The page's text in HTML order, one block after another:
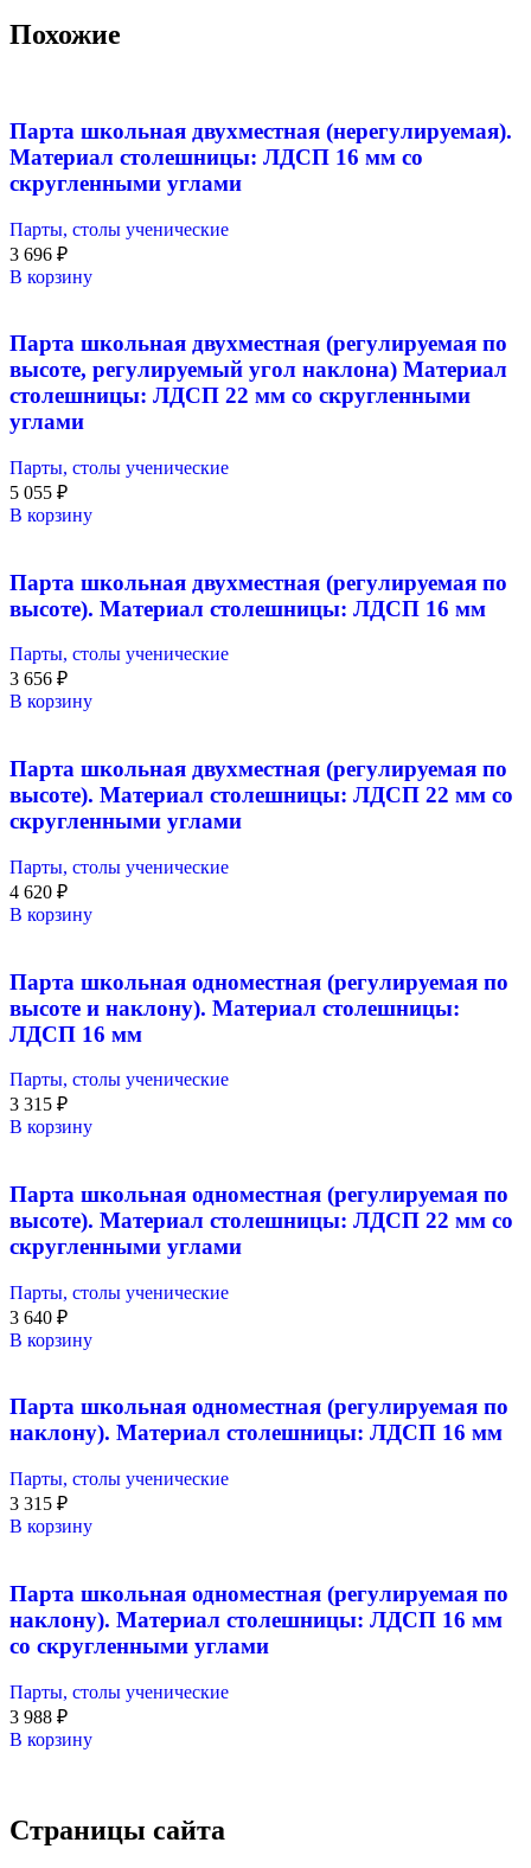
Похожие
Парта школьная двухместная (нерегулируемая).
Материал столешницы: ЛДСП 16 мм со
скругленными углами
Парты, столы ученические
3 696 ₽
В корзину
Парта школьная двухместная (регулируемая по
высоте, регулируемый угол наклона) Материал
столешницы: ЛДСП 22 мм со скругленными
углами
Парты, столы ученические
5 055 ₽
В корзину
Парта школьная двухместная (регулируемая по
высоте). Материал столешницы: ЛДСП 16 мм
Парты, столы ученические
3 656 ₽
В корзину
Парта школьная двухместная (регулируемая по
высоте). Материал столешницы: ЛДСП 22 мм со
скругленными углами
Парты, столы ученические
4 620 ₽
В корзину
Парта школьная одноместная (регулируемая по
высоте и наклону). Материал столешницы:
ЛДСП 16 мм
Парты, столы ученические
3 315 ₽
В корзину
Парта школьная одноместная (регулируемая по
высоте). Материал столешницы: ЛДСП 22 мм со
скругленными углами
Парты, столы ученические
3 640 ₽
В корзину
Парта школьная одноместная (регулируемая по
наклону). Материал столешницы: ЛДСП 16 мм
Парты, столы ученические
3 315 ₽
В корзину
Парта школьная одноместная (регулируемая по
наклону). Материал столешницы: ЛДСП 16 мм
со скругленными углами
Парты, столы ученические
3 988 ₽
В корзину
Страницы сайта